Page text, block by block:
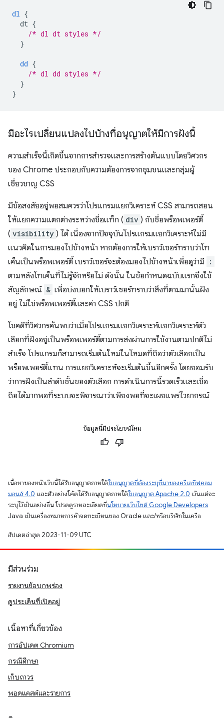
dl {
dt {
/* dl dt styles */
}
dd {
/* dl dd styles */
}
}
มีอะไรเปลี่ยนแปลงไปบ้างที่อนุญาตให้มีการฝังนี้
ความสำเร็จนี้เกิดขึ้นจากการสำรวจและการสร้างต้นแบบโดยวิศวกร
ของ Chrome ประกอบกับความต้องการจากชุมชนและกลุ่มผู้
เชี่ยวชาญ CSS
มีข้อสงสัยอยู่พอสมควรว่าโปรแกรมแยกวิเคราะห์ CSS สามารถสอน
ให้แยกความแตกต่างระหว่างชื่อแท็ก ( div ) กับชื่อพร็อพเพอร์ตี้
( visibility ) ได้ เนื่องจากปัจจุบันโปรแกรมแยกวิเคราะห์ไม่มี
แนวคิดในการมองไปข้างหน้า หากต้องการให้เบราว์เซอร์ทราบว่าโท
เค็นเป็นพร็อพเพอร์ตี้ เบราว์เซอร์จะต้องมองไปข้างหน้าเพื่อดูว่ามี :
ตามหลังโทเค็นที่ไม่รู้จักหรือไม่ ดังนั้น ในข้อกำหนดฉบับแรกจึงใช้
สัญลักษณ์ & เพื่อบ่งบอกให้เบราว์เซอร์ทราบว่าสิ่งที่ตามมานั้นฝัง
อยู่ ไม่ใช่พร็อพเพอร์ตี้และค่า CSS ปกติ
โชคดีที่วิศวกรค้นพบว่าเมื่อโปรแกรมแยกวิเคราะห์แยกวิเคราะห์ตัว
เลือกที่ฝังอยู่เป็นพร็อพเพอร์ตี้ตามการส่งผ่านการใช้งานตามปกติไม่
สำเร็จ โปรแกรมก็สามารถเริ่มต้นใหม่ในโหมดที่ถือว่าตัวเลือกเป็น
พร็อพเพอร์ตี้แทน การแยกวิเคราะห์จะเริ่มต้นขึ้นอีกครั้ง โดยยอมรับ
ว่าการฝังเป็นลําดับชั้นของตัวเลือก การดำเนินการนี้รวดเร็วและเชื่อ
ถือได้มากพอที่ระบบจะพิจารณาว่าเพียงพอที่จะเผยแพร่ไวยากรณ์
ข้อมูลนี้มีประโยชน์ไหม
เนื้อหาของหน้าเว็บนี้ได้รับอนุญาตภายใต้ใบอนุญาตที่ต้องระบุที่มาของครีเอทีฟคอม
มอนส์ 4.0 และตัวอย่างโค้ดได้รับอนุญาตภายใต้ใบอนุญาต Apache 2.0 เว้นแต่จะ
ระบุไว้เป็นอย่างอื่น โปรดดูรายละเอียดที่นโยบายเว็บไซต์ Google Developers
Java เป็นเครื่องหมายการค้าจดทะเบียนของ Oracle และ/หรือบริษัทในเครือ
อัปเดตล่าสุด 2023-11-09 UTC
มีส่วนร่วม
รายงานข้อบกพร่อง
ดูประเด็นที่เปิดอยู่
เนื้อหาที่เกี่ยวข้อง
การอัปเดต Chromium
กรณีศึกษา
เก็บถาวร
พอดแคสต์และรายการ